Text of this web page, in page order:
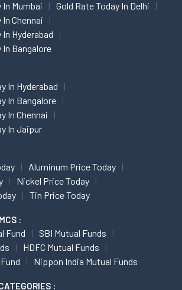
In Mumbai
Gold Rate Today In Delhi
Chennai
Hyderabad
In Bangalore
In Hyderabad
In Bangalore
In Chennai
In Jaipur
Aluminum Price Today
Nickel Price Today
Tin Price Today
:
Fund
SBI Mutual Funds
HDFC Mutual Funds
Nippon India Mutual Funds
: